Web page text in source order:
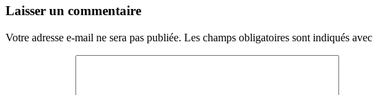
Navigation
articles
←
→
Laisser un commentaire
Votre adresse e-mail ne sera pas publiée. Les champs obligatoires sont indiqués avec